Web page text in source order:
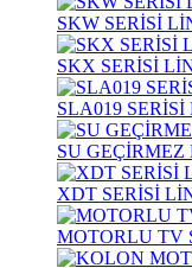
SKW SERİSİ
SKX SERİSİ
SLA019
SU
XDT SERİSİ
MOTORLU TV